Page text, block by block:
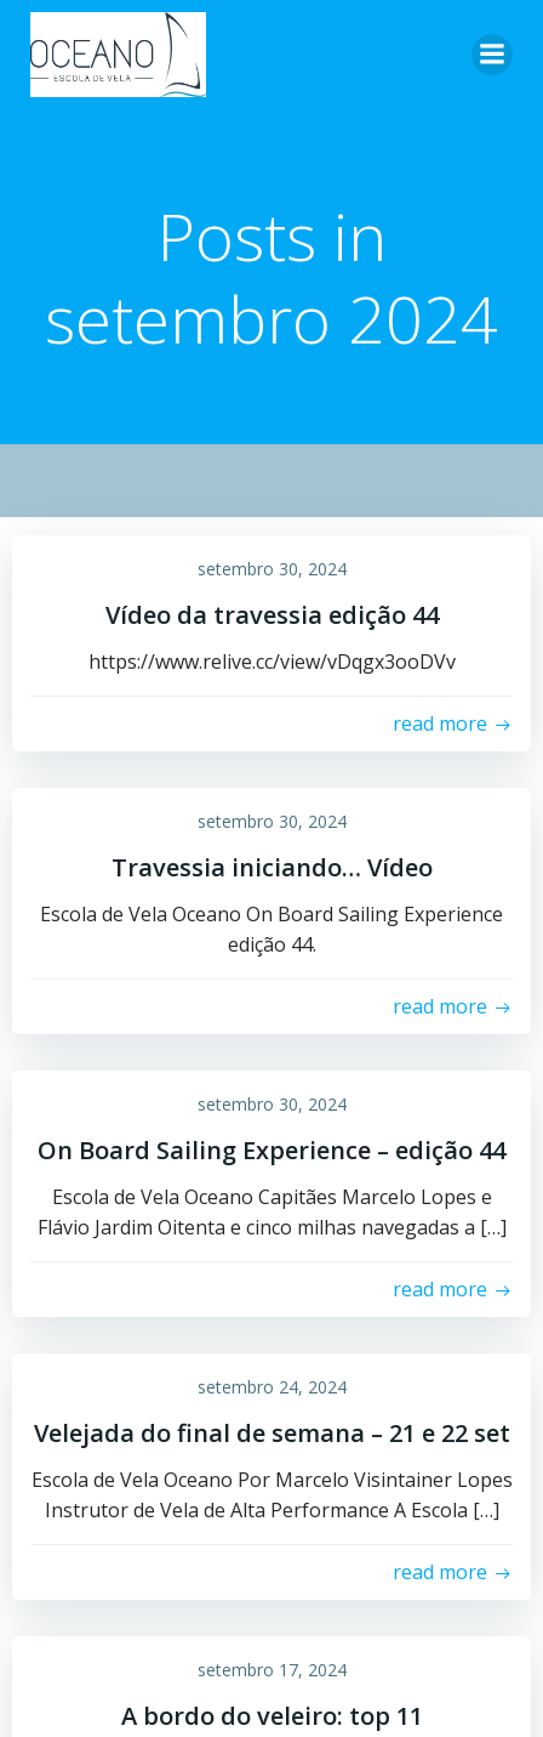
Posts in
setembro 2024
setembro 30, 2024
Vídeo da travessia edição 44
https://www.relive.cc/view/vDqgx3ooDVv
read more
setembro 30, 2024
Travessia iniciando… Vídeo
Escola de Vela Oceano On Board Sailing Experience
edição 44.
read more
setembro 30, 2024
On Board Sailing Experience – edição 44
Escola de Vela Oceano Capitães Marcelo Lopes e
Flávio Jardim Oitenta e cinco milhas navegadas a […]
read more
setembro 24, 2024
Velejada do final de semana – 21 e 22 set
Escola de Vela Oceano Por Marcelo Visintainer Lopes
Instrutor de Vela de Alta Performance A Escola […]
read more
setembro 17, 2024
A bordo do veleiro: top 11